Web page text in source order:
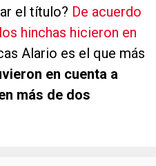
el título? De acuerdo
hinchas hicieron en
Alario es el que más
en cuenta a
más de dos